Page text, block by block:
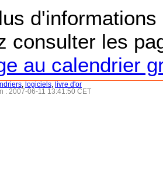
consulter les
au calendrier
logiciels
livre d'or
: 2007-06-11 13:41:50 CET